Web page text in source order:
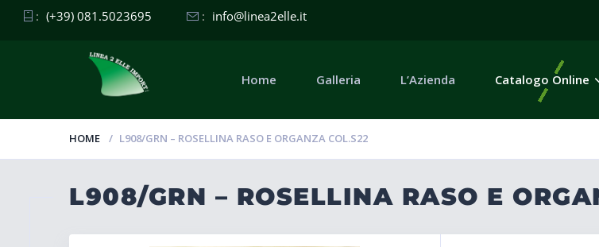
: (+39) 081.5023695 : info@linea2elle.it
Home Galleria L’Azienda Catalogo Online
HOME L908/GRN – ROSELLINA RASO E ORGANZA COL.S22
L908/GRN – ROSELLINA RASO E